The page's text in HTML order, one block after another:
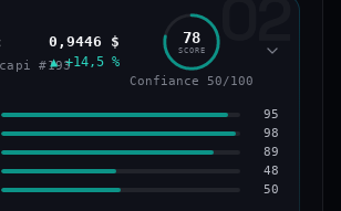
VAR. 30 J
−10,2 %
43/100
02
#193
0,9446 $
▲ +14,5 %
78
SCORE
Confiance 50/100
95
98
89
48
50